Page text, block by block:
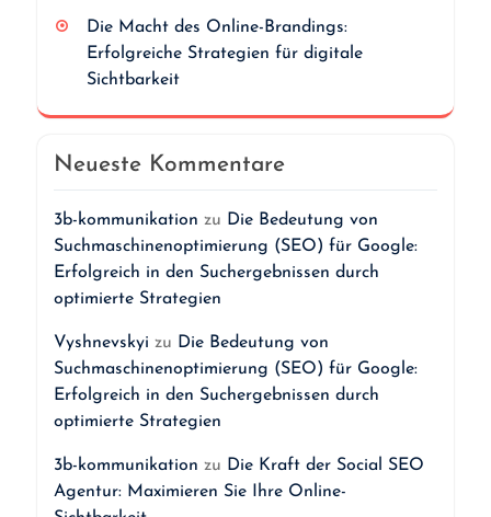
Die Macht des Online-Brandings:
Erfolgreiche Strategien für digitale
Sichtbarkeit
Neueste Kommentare
3b-kommunikation zu Die Bedeutung von
Suchmaschinenoptimierung (SEO) für Google:
Erfolgreich in den Suchergebnissen durch
optimierte Strategien
Vyshnevskyi zu Die Bedeutung von
Suchmaschinenoptimierung (SEO) für Google:
Erfolgreich in den Suchergebnissen durch
optimierte Strategien
3b-kommunikation zu Die Kraft der Social SEO
Agentur: Maximieren Sie Ihre Online-